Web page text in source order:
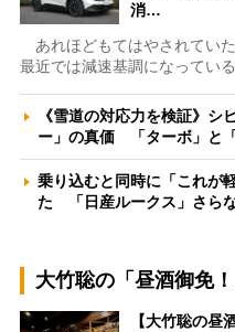
消…
あれほどもてはやされていた
最近では減速基調になってい
《雪道の対応力を検証》シ
ー」の真価 「ターボ」と
乗り込むと同時に「これが
た 「日産ルークス」さら
大竹聡の「昼酒御免！
【大竹聡の昼